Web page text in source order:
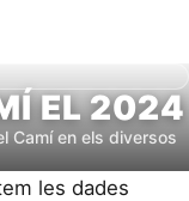
EL 2024
Camí en els diversos
les dades